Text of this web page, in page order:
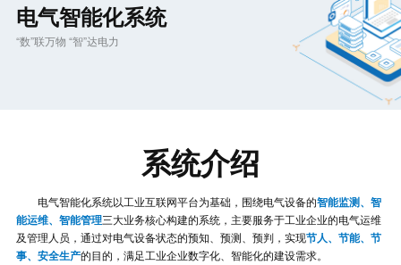
电气智能化系统
“数”联万物 “智”达电力
系统介绍
电气智能化系统以工业互联网平台为基础，围绕电气设备的智能监测、智
能运维、智能管理三大业务核心构建的系统，主要服务于工业企业的电气运维
及管理人员，通过对电气设备状态的预知、预测、预判，实现节人、节能、节
事、安全生产的目的，满足工业企业数字化、智能化的建设需求。